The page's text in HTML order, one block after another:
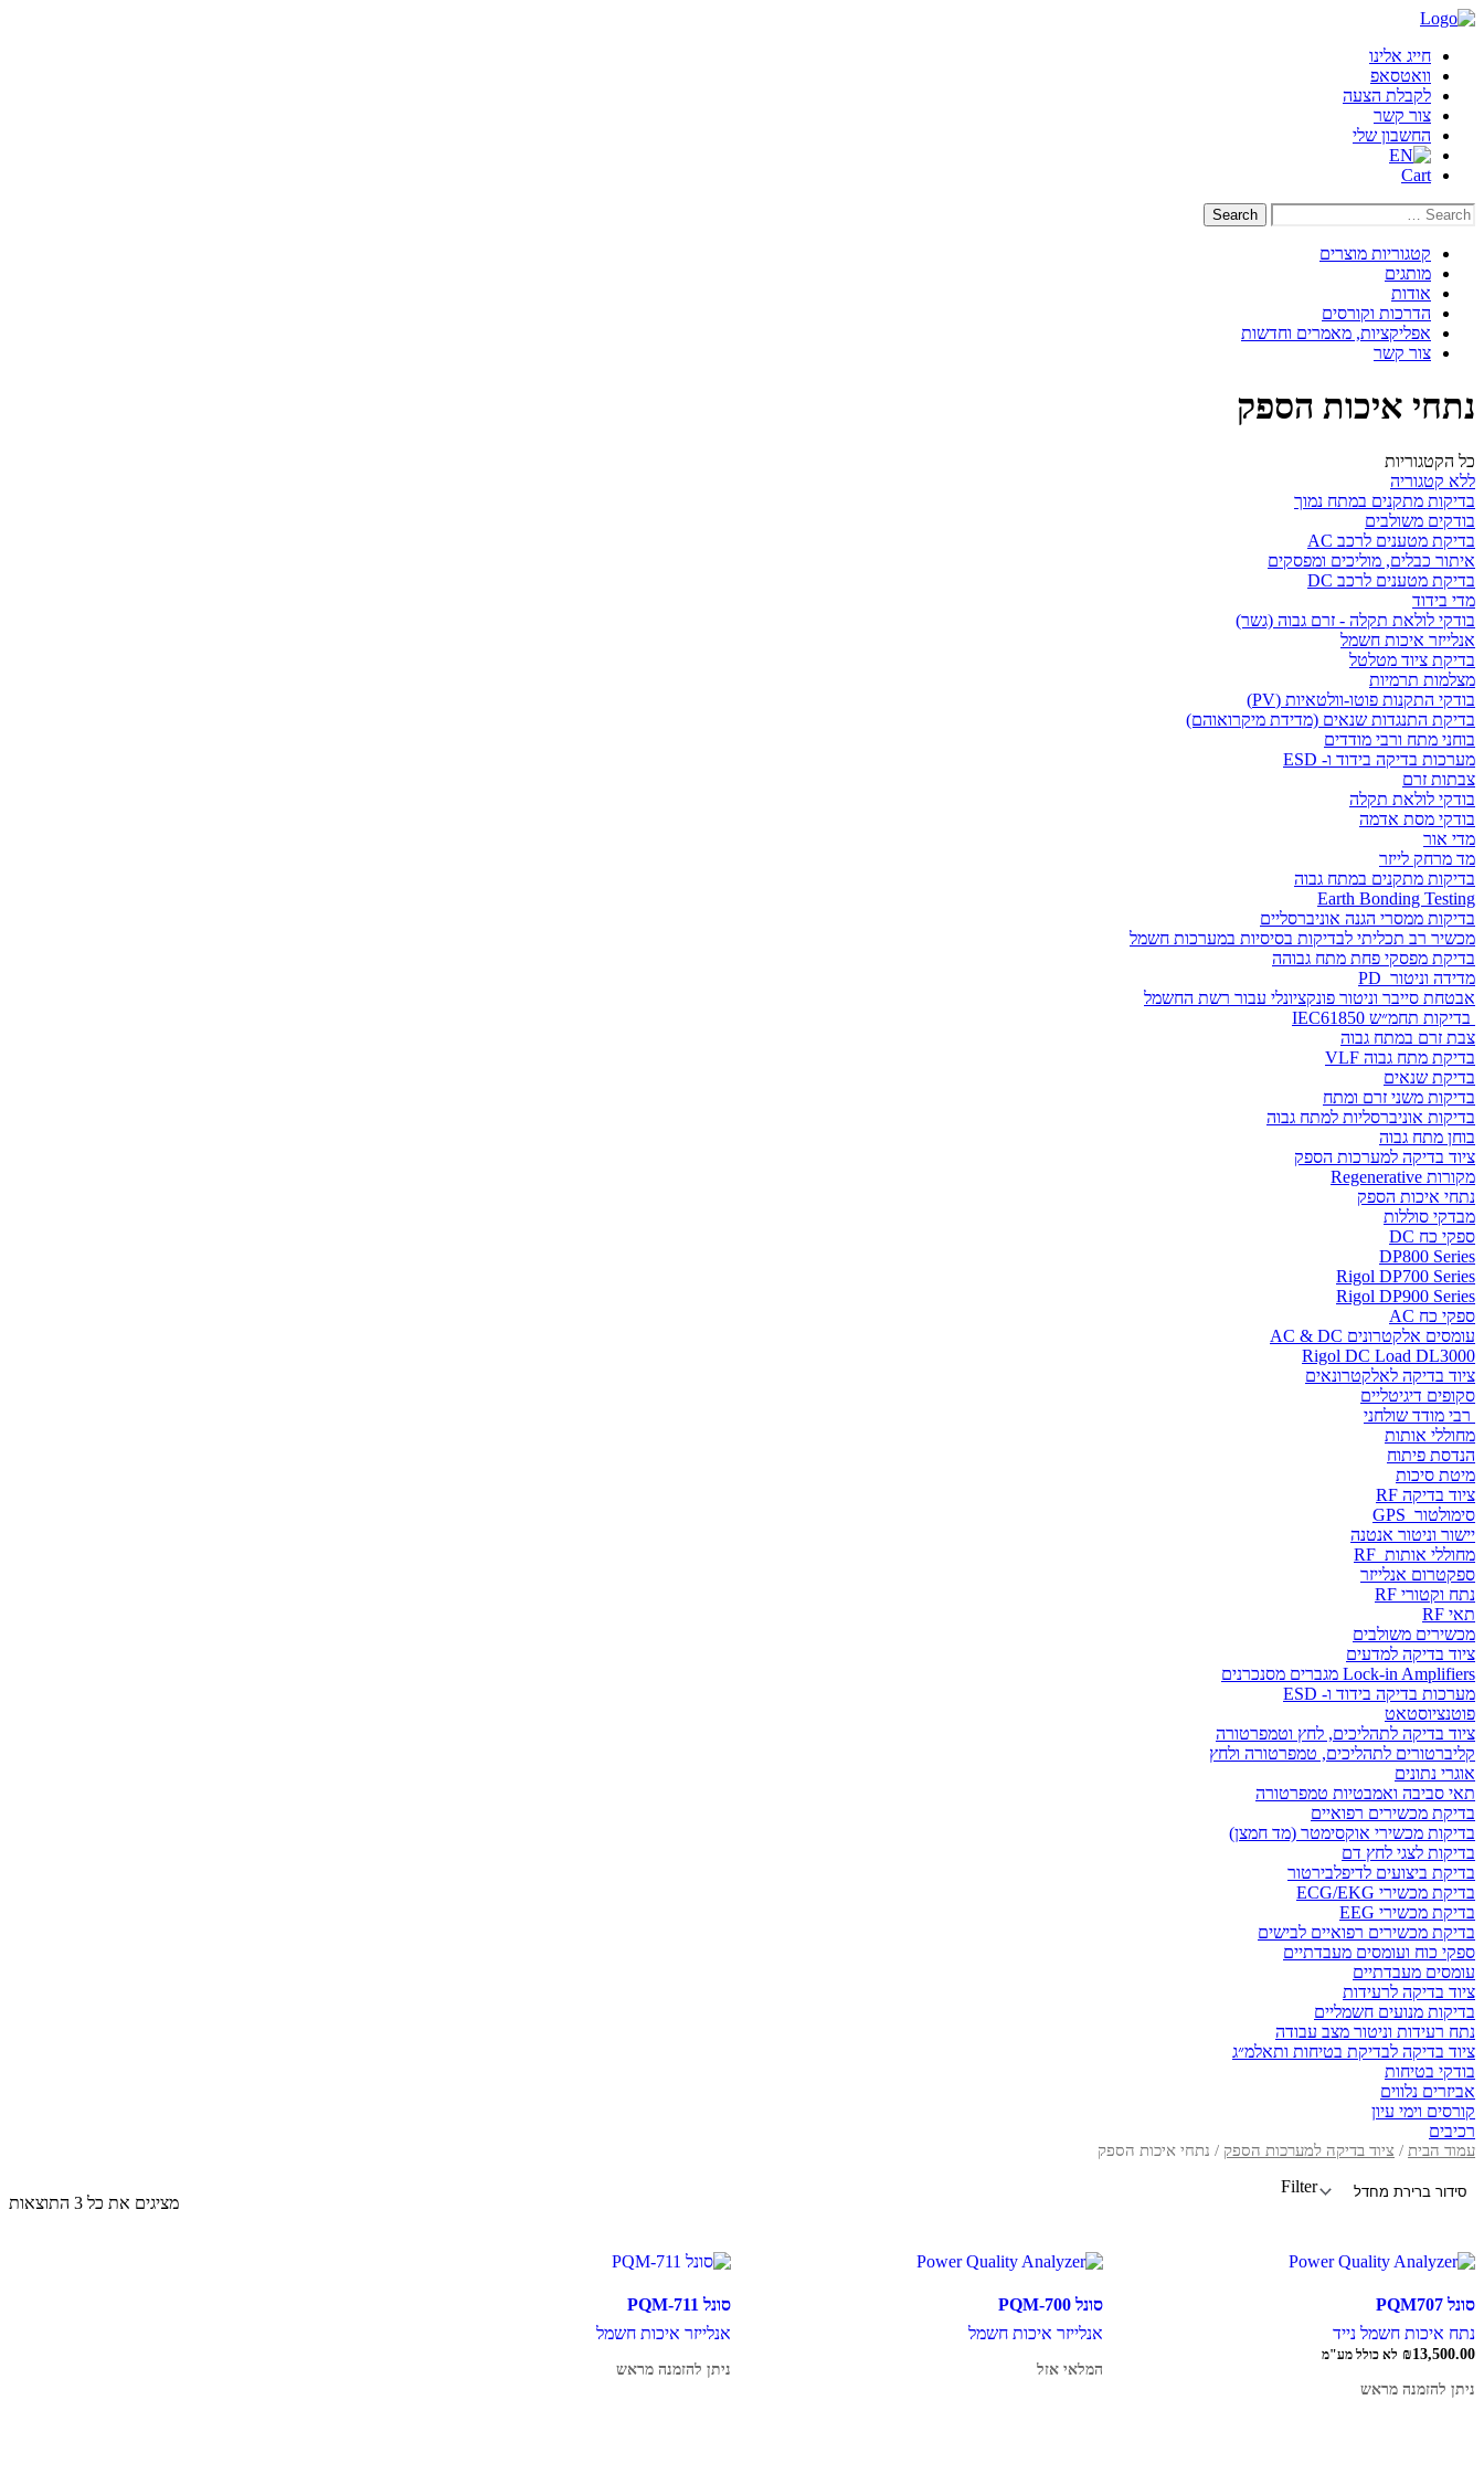
דילוג
חייג אלינו
וואטסאפ
לקבלת הצעה
צור קשר
החשבון שלי
Cart
Search
Search
קטגוריות מוצרים
מותגים
אודות
הדרכות וקורסים
אפליקציות, מאמרים וחדשות
צור קשר
נתחי איכות הספק
כל הקטגוריות
ללא קטגוריה
בדיקות מתקנים במתח נמוך
בודקים משולבים
בדיקת מטענים לרכב AC
איתור כבלים, מוליכים ומפסקים
בדיקת מטענים לרכב DC
מדי בידוד
בודקי לולאת תקלה - זרם גבוה (גשר)
אנלייזר איכות חשמל
בדיקת ציוד מטלטל
מצלמות תרמיות
בודקי התקנות פוטו-וולטאיות (PV)
בדיקת התנגדות שנאים (מדידת מיקרואוהם)
בוחני מתח ורבי מודדים
מערכות בדיקה בידוד ו- ESD
צבתות זרם
בודקי לולאת תקלה
בודקי מסת אדמה
מדי אור
מד מרחק לייזר
בדיקות מתקנים במתח גבוה
Earth Bonding Testing
בדיקות ממסרי הגנה אוניברסליים
מכשיר רב תכליתי לבדיקות בסיסיות במערכות חשמל
בדיקת מפסקי פחת מתח גבוהה
מדידה וניטור PD
אבטחת סייבר וניטור פונקציונלי עבור רשת החשמל
בדיקות תחמ״ש IEC61850
צבת זרם במתח גבוה
בדיקת מתח גבוה VLF
בדיקת שנאים
בדיקות משני זרם ומתח
בדיקות אוניברסליות למתח גבוה
בוחן מתח גבוה
ציוד בדיקה למערכות הספק
מקורות Regenerative
נתחי איכות הספק
מבדקי סוללות
ספקי כח DC
DP800 Series
Rigol DP700 Series
Rigol DP900 Series
ספקי כח AC
עומסים אלקטרונים AC & DC
Rigol DC Load DL3000
ציוד בדיקה לאלקטרונאים
סקופים דיגיטליים
רבי מודד שולחני
מחוללי אותות
הנדסת פיתוח
מיטת סיכות
ציוד בדיקה RF
סימולטור GPS
יישור וניטור אנטנה
מחוללי אותות RF
ספקטרום אנלייזר
נתח וקטורי RF
תאי RF
מכשירים משולבים
ציוד בדיקה למדעים
Lock-in Amplifiers מגברים מסנכרנים
מערכות בדיקה בידוד ו- ESD
פוטנציוסטאט
ציוד בדיקה לתהליכים, לחץ וטמפרטורה
קליברטורים לתהליכים, טמפרטורה ולחץ
אוגרי נתונים
תאי סביבה ואמבטיות טמפרטורה
בדיקת מכשירים רפואיים
בדיקות מכשירי אוקסימטר (מד חמצן)
בדיקות לצגי לחץ דם
בדיקת ביצועים לדיפלבירטור
בדיקת מכשירי ECG/EKG
בדיקת מכשירי EEG
בדיקת מכשירים רפואיים לבישים
ספקי כוח ועומסים מעבדתיים
עומסים מעבדתיים
ציוד בדיקה לרעידות
בדיקות מנועים חשמליים
נתח רעידות וניטור מצב עבודה
ציוד בדיקה לבדיקת בטיחות ותאלמ״ג
בודקי בטיחות
אביזרים נלווים
קורסים וימי עיון
רכיבים
עמוד הבית / ציוד בדיקה למערכות הספק / נתחי איכות הספק
מציגים את כל ⁦3⁩ התוצאות
Filter
סונל PQM707
נתח איכות חשמל נייד
₪13,500.00 לא כולל מע"מ
ניתן להזמנה מראש
סונל PQM-700
אנלייזר איכות חשמל
המלאי אזל
סונל PQM-711
אנלייזר איכות חשמל
ניתן להזמנה מראש